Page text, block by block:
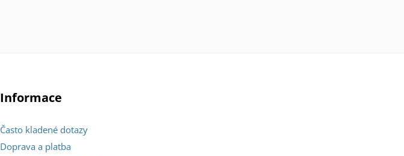
Informace
Často kladené dotazy
Doprava a platba